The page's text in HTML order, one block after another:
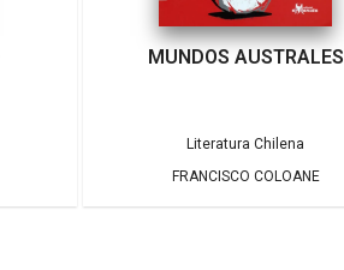
MUNDOS AUSTRALES
Literatura Chilena
FRANCISCO COLOANE